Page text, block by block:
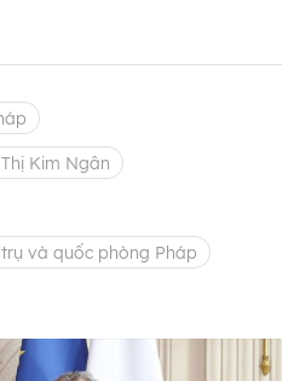
Kim Ngân
và quốc phòng Pháp